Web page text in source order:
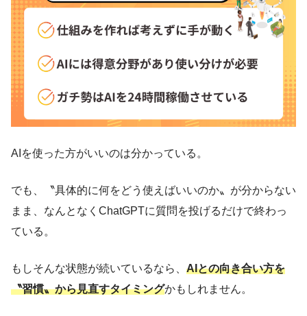
AIを使った方がいいのは分かっている。
でも、〝具体的に何をどう使えばいいのか〟が分からない
まま、なんとなくChatGPTに質問を投げるだけで終わっ
ている。
もしそんな状態が続いているなら、 AIとの向き合い方を
〝習慣〟から見直すタイミングかもしれません。